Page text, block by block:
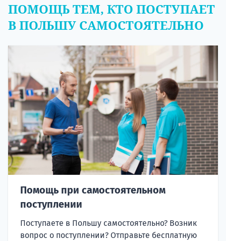
ПОМОЩЬ ТЕМ, КТО ПОСТУПАЕТ
В ПОЛЬШУ САМОСТОЯТЕЛЬНО
Помощь при самостоятельном
поступлении
Поступаете в Польшу самостоятельно? Возник
вопрос о поступлении? Отправьте бесплатную